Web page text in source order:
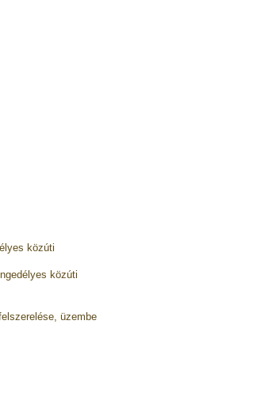
közúti
közúti
üzembe